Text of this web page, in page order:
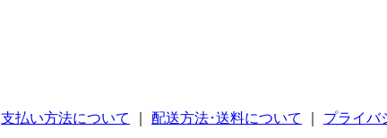
支払い方法について 配送方法･送料について
プライバ